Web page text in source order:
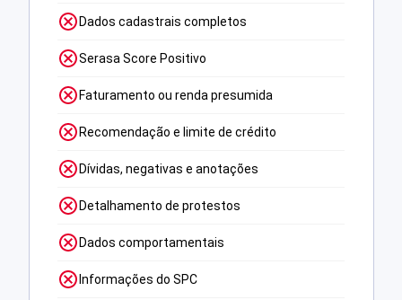
Dados cadastrais completos
Serasa Score Positivo
Faturamento ou renda presumida
Recomendação e limite de crédito
Dívidas, negativas e anotações
Detalhamento de protestos
Dados comportamentais
Informações do SPC